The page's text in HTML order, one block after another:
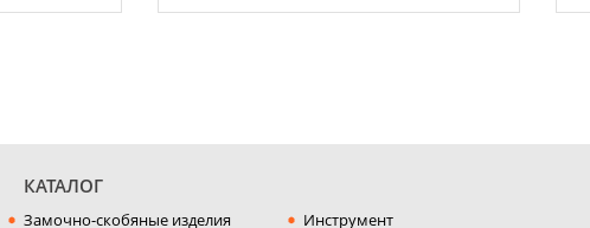
КАТАЛОГ
Замочно-скобяные изделия Инструмент